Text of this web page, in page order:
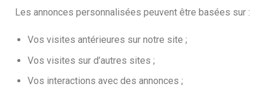
Les annonces personnalisées peuvent être basées sur :
Vos visites antérieures sur notre site ;
Vos visites sur d’autres sites ;
Vos interactions avec des annonces ;